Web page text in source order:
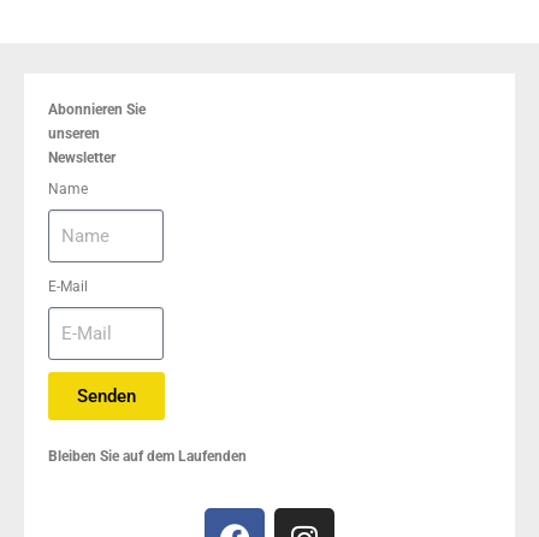
Abonnieren Sie
unseren
Newsletter
Name
E-Mail
Senden
Bleiben Sie auf dem Laufenden